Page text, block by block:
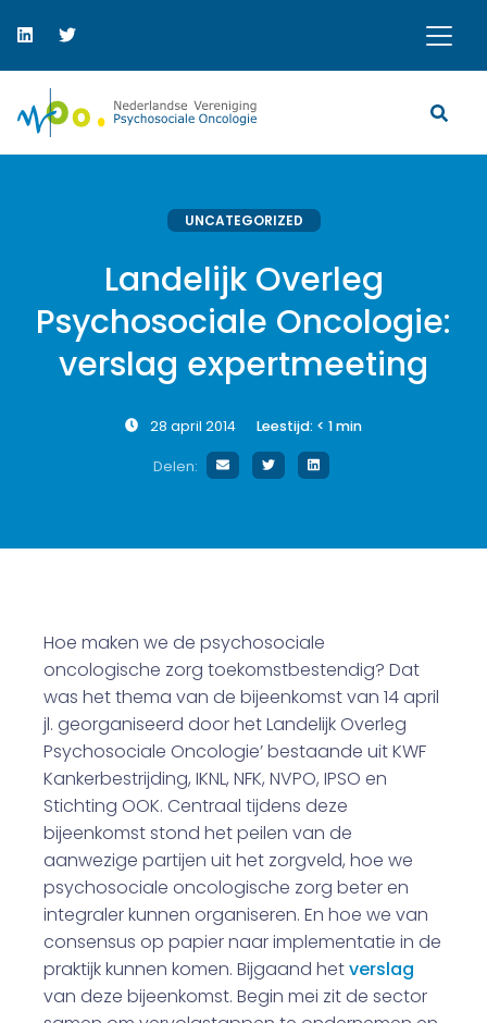
UNCATEGORIZED
Landelijk Overleg
Psychosociale Oncologie:
verslag expertmeeting
28 april 2014 Leestijd: < 1min
Delen:
Hoe maken we de psychosociale
oncologische zorg toekomstbestendig? Dat
was het thema van de bijeenkomst van 14 april
jl. georganiseerd door het Landelijk Overleg
Psychosociale Oncologie’ bestaande uit KWF
Kankerbestrijding, IKNL, NFK, NVPO, IPSO en
Stichting OOK. Centraal tijdens deze
bijeenkomst stond het peilen van de
aanwezige partijen uit het zorgveld, hoe we
psychosociale oncologische zorg beter en
integraler kunnen organiseren. En hoe we van
consensus op papier naar implementatie in de
praktijk kunnen komen. Bijgaand hetverslag
van deze bijeenkomst. Begin mei zit de sector